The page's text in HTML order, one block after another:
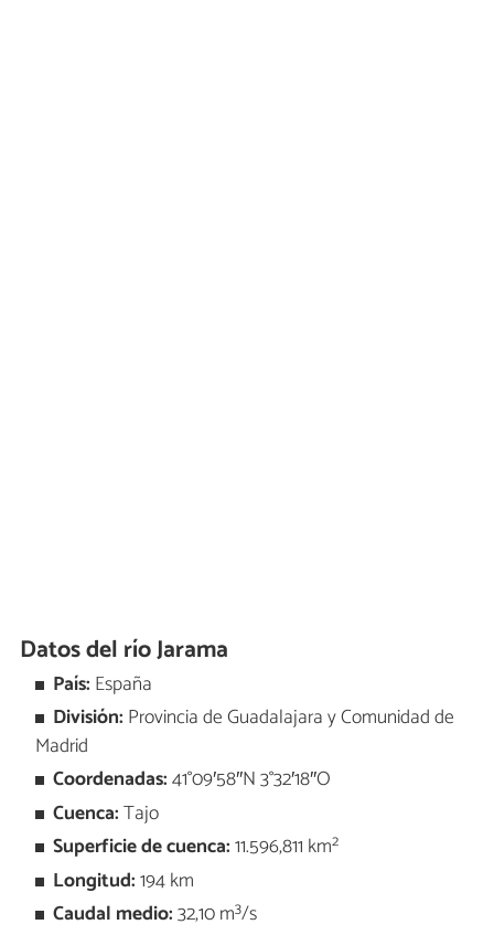
Datos del río Jarama
País: España
División: Provincia de Guadalajara y Comunidad de
Madrid
Coordenadas:41°09′58″N 3°32′18″O
Cuenca:Tajo
Superficie de cuenca:11.596,811​ km²
Longitud:194 km
Caudal medio:32,10 m³/s